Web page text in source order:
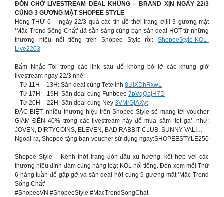
ĐÓN CHỜ LIVESTREAM DEAL KHỦNG – BRAND XỊN NGÀY 22/3
CÙNG 3 GƯƠNG MẶT SHOPEE STYLE
Hóng THỨ 6 – ngày 22/3 quá các tín đồ thời trang ơiii! 3 gương mặt
‘Mặc Trend Sống Chất’ đã sẵn sàng cùng bạn săn deal HOT từ những
thương hiệu nổi tiếng trên Shopee Style rồi: ShopeeStyle-KOL-
Live2203
—
Bấm Nhắc Tôi trong các link sau để không bỏ lỡ các khung giờ
livestream ngày 22/3 nhé:
– Từ 11H – 13H: Săn deal cùng Tetelinh 8UlXDhRxwL
– Từ 17H – 19H: Săn deal cùng Funbeee 7pVqQajH7D
– Từ 20H – 22H: Săn deal cùng Ney 3VMrGjAXyt
ĐẶC BIỆT, nhiều thương hiệu trên Shopee Style sẽ mang tới voucher
GIẢM ĐẾN 40% trong các livestream này để mua sắm ‘tẹt ga’, như:
JOVEN, DIRTYCOINS, ELEVEN, BAD RABBIT CLUB, SUNNY VALI…
Ngoài ra, Shopee tặng bạn voucher sử dụng ngay:SHOPEESTYLE250
—
Shopee Style – Kênh thời trang đón đầu xu hướng, kết hợp với các
thương hiệu đình đám cùng hàng loạt KOL nổi tiếng. Đón xem mỗi Thứ
6 hàng tuần để gặp gỡ và săn deal hời cùng 9 gương mặt ‘Mặc Trend
Sống Chất’
#ShopeeVN #ShopeeStyle #MacTrendSongChat